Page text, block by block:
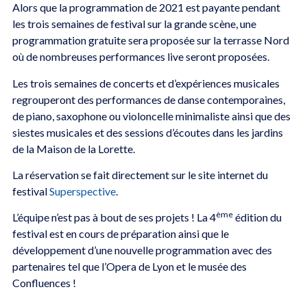
Alors que la programmation de 2021 est payante pendant
les trois semaines de festival sur la grande scène, une
programmation gratuite sera proposée sur la terrasse Nord
où de nombreuses performances live seront proposées.
Les trois semaines de concerts et d’expériences musicales
regrouperont des performances de danse contemporaines,
de piano, saxophone ou violoncelle minimaliste ainsi que des
siestes musicales et des sessions d’écoutes dans les jardins
de la Maison de la Lorette.
La réservation se fait directement sur le site internet du
festivalSuperspective.
L’équipe n’est pas à bout de ses projets ! La 4èmeédition du
festival est en cours de préparation ainsi que le
développement d’une nouvelle programmation avec des
partenaires tel que l’Opera de Lyon et le musée des
Confluences !